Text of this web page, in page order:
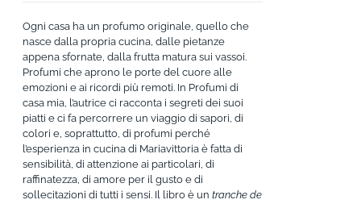
Ogni casa ha un profumo originale, quello che
nasce dalla propria cucina, dalle pietanze
appena sfornate, dalla frutta matura sui vassoi.
Profumi che aprono le porte del cuore alle
emozioni e ai ricordi più remoti. In Profumi di
casa mia, l’autrice ci racconta i segreti dei suoi
piatti e ci fa percorrere un viaggio di sapori, di
colori e, soprattutto, di profumi perché
l’esperienza in cucina di Mariavittoria è fatta di
sensibilità, di attenzione ai particolari, di
raffinatezza, di amore per il gusto e di
sollecitazioni di tutti i sensi. Il libro è untranche de